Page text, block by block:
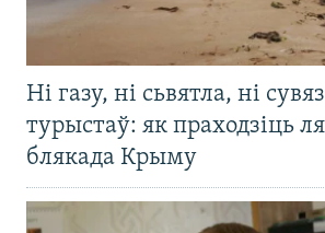
Ні газу, ні сьвятла, ні
турыстаў: як праходзіць
блякада Крыму